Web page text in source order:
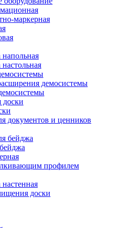
маркерная
демосистемы
документов и ценников
бейджа
профилем
доски